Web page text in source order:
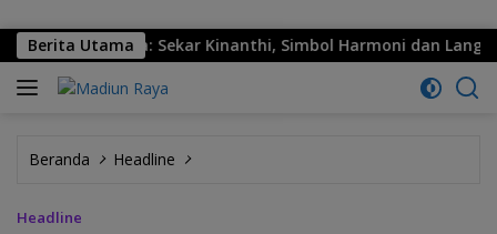
Berita Utama
Menggema: Sekar Kinanthi, Simbol Harmoni dan Langkah
Beranda Headline
Headline